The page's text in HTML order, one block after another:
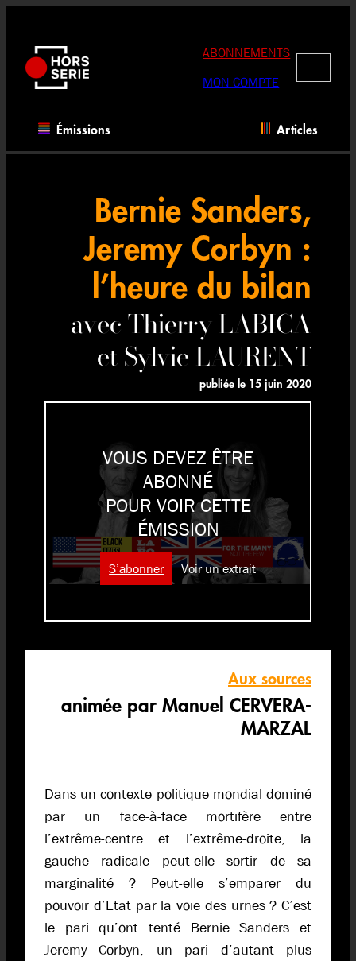
contenu
ABONNEMENTS
MON COMPTE
Émissions Articles
Bernie Sanders,
Jeremy Corbyn :
l’heure du bilan
avec Thierry LABICA
et Sylvie LAURENT
publiée le 15 juin 2020
VOUS DEVEZ ÊTRE
ABONNÉ
POUR VOIR CETTE
ÉMISSION
S’abonner Voir un extrait
Aux sources
animée par Manuel CERVERA-
MARZAL
Dans un contexte politique mondial dominé
par un face-à-face mortifère entre
l’extrême-centre et l’extrême-droite, la
gauche radicale peut-elle sortir de sa
marginalité ? Peut-elle s’emparer du
pouvoir d’Etat par la voie des urnes ? C’est
le pari qu’ont tenté Bernie Sanders et
Jeremy Corbyn, un pari d’autant plus